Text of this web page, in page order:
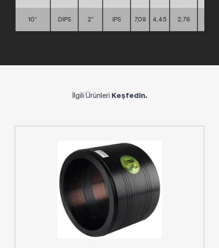
10” DIPS 2” IPS 7,09 4,45 2,76
İlgili Ürünleri Keşfedin.